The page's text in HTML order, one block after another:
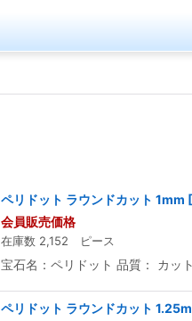
ペリドット ラウンドカット 1mm [
会員販売価格
在庫数 2,152 ピース
宝石名：ペリドット 品質： カッ
ペリドット ラウンドカット